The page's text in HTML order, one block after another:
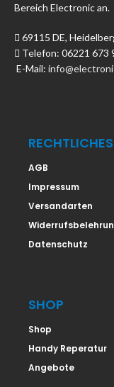
Bereich Electronic an.
69115 DE,
Telefon: 06221 673
E-Mail:
RECHTLICHES
AGB
Impressum
Versandarten
Datenschutz
SHOP
Shop
Handy Reperatur
Angebote